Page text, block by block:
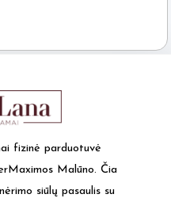
fizinė parduotuvė
Malūno. Čia
siūlų pasaulis su